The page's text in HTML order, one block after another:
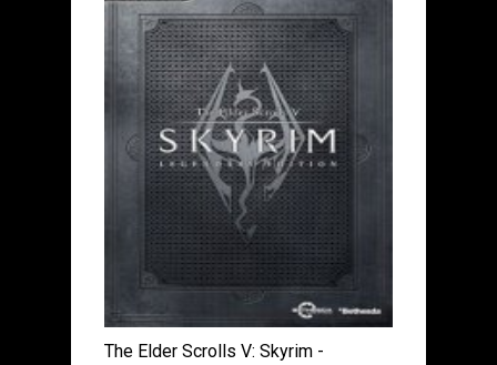
The Elder Scrolls V: Skyrim -